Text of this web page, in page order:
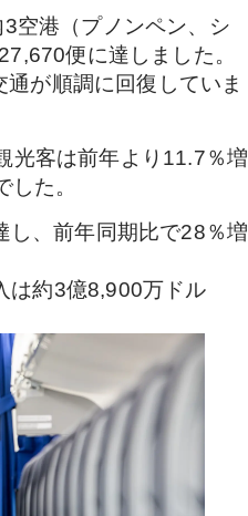
空港（プノンペン、シ
便に達しました。
が順調に回復していま
光客は前年より11.7％増
た。
し、前年同期比で28％増
は約3億8,900万ドル